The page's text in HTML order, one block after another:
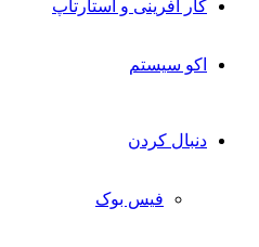
کار آفرینی و استارتاپ
اکو سیستم
دنبال کردن
فیس بوک